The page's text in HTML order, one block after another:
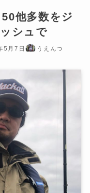
他多数をジ
シュで
5月7日 うえんつ